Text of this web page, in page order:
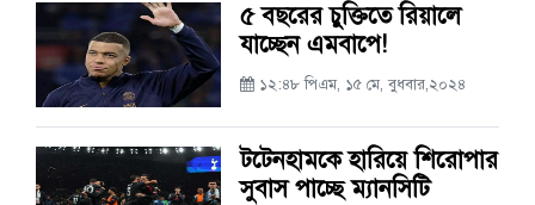
৫ বছরের চুক্তিতে রিয়ালে
যাচ্ছেন এমবাপে!
১২:৪৮ পিএম, ১৫ মে, বুধবার,২০২৪
টটেনহামকে হারিয়ে শিরোপার
সুবাস পাচ্ছে ম্যানসিটি